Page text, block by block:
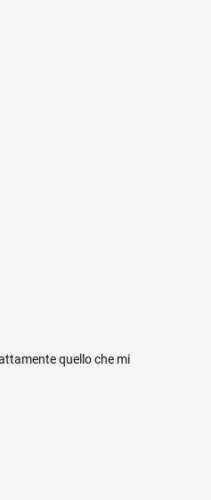
quello che mi